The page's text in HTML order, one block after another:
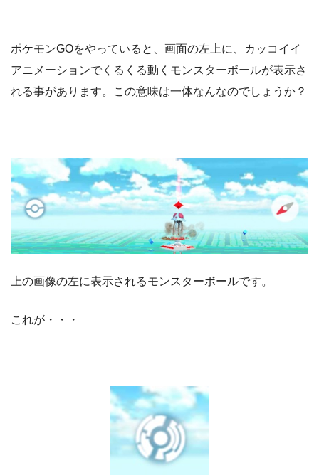
ポケモンGOをやっていると、画面の左上に、カッコイイ
アニメーションでくるくる動くモンスターボールが表示さ
れる事があります。この意味は一体なんなのでしょうか？
上の画像の左に表示されるモンスターボールです。
これが・・・